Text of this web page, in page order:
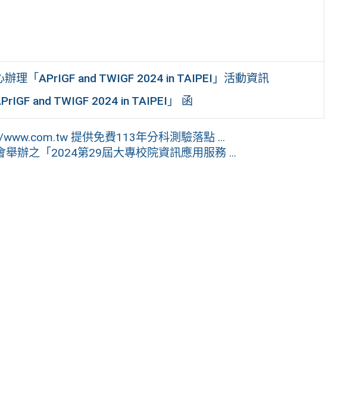
理「APrIGF and TWIGF 2024 in TAIPEI」活動資訊
and TWIGF 2024 in TAIPEI」 函
提供免費113年分科測驗落點 ...
舉辦之「2024第29屆大專校院資訊應用服務 ...